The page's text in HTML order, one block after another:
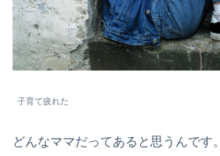
子育て疲れた
どんなママだってあると思うんです。